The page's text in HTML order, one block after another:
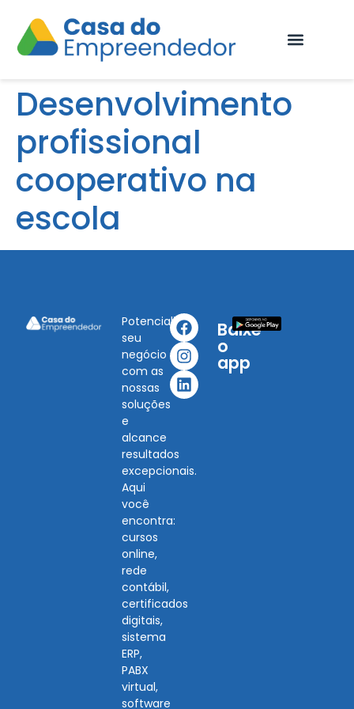
Desenvolvimento
profissional
cooperativo na
escola
Potencialize
seu
negócio
com as
nossas
soluções
e
alcance
resultados
excepcionais.
Aqui
você
encontra:
cursos
online,
rede
contábil,
certificados
digitais,
sistema
ERP,
PABX
virtual,
software
Baixe
o
app